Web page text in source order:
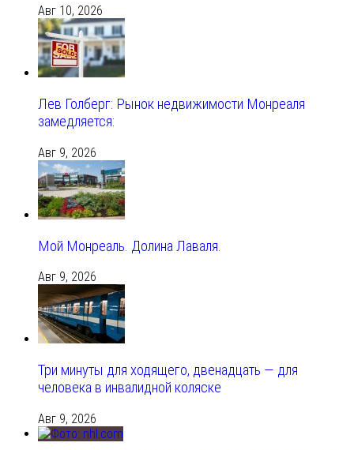
Авг 10, 2026
Лев Голберг: Рынок недвижимости Монреаля
замедляется:
Авг 9, 2026
Мой Монреаль. Долина Лаваля.
Авг 9, 2026
Три минуты для ходящего, двенадцать — для
человека в инвалидной коляске
Авг 9, 2026